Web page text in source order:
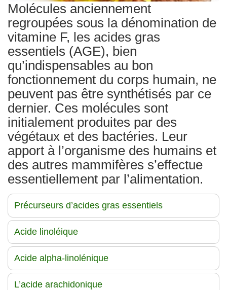
Molécules anciennement
regroupées sous la dénomination de
vitamine F, les acides gras
essentiels (AGE), bien
qu’indispensables au bon
fonctionnement du corps humain, ne
peuvent pas être synthétisés par ce
dernier. Ces molécules sont
initialement produites par des
végétaux et des bactéries. Leur
apport à l’organisme des humains et
des autres mammifères s’effectue
essentiellement par l’alimentation.
Précurseurs d’acides gras essentiels
Acide linoléique
Acide alpha-linolénique
L’acide arachidonique